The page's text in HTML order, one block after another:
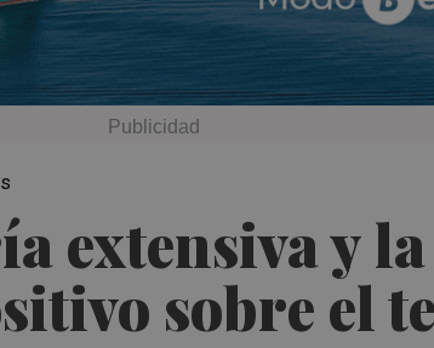
extensiva y
sobre el